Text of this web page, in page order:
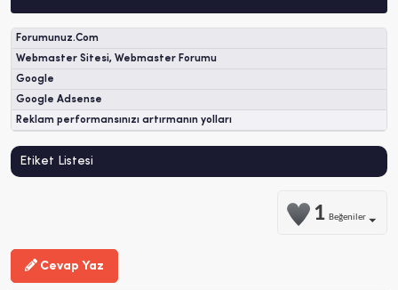
Forumunuz.Com
Webmaster Sitesi, Webmaster Forumu
Google
Google Adsense
Reklam performansınızı artırmanın yolları
Etiket Listesi
1 Beğeniler
Cevap Yaz